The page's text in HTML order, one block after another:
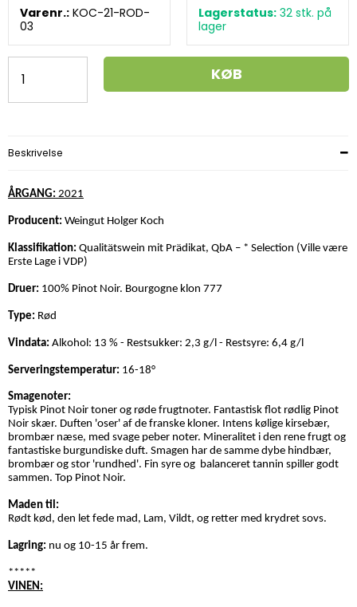
Varenr.: KOC-21-ROD-
03
Lagerstatus: 32 stk. på
lager
KØB
Beskrivelse
ÅRGANG: 2021
Producent: Weingut Holger Koch
Klassifikation: Qualitätswein mit Prädikat, QbA – * Selection (Ville være
Erste Lage i VDP)
Druer: 100% Pinot Noir. Bourgogne klon 777
Type: Rød
Vindata: Alkohol: 13 % - Restsukker: 2,3 g/l - Restsyre: 6,4 g/l
Serveringstemperatur: 16-18°
Smagenoter:
Typisk Pinot Noir toner og røde frugtnoter. Fantastisk flot rødlig Pinot
Noir skær. Duften 'oser' af de franske kloner. Intens kølige kirsebær,
brombær næse, med svage peber noter. Mineralitet i den rene frugt og
fantastiske burgundiske duft. Smagen har de samme dybe hindbær,
brombær og stor 'rundhed'. Fin syre og balanceret tannin spiller godt
sammen. Top Pinot Noir.
Maden til:
Rødt kød, den let fede mad, Lam, Vildt, og retter med krydret sovs.
Lagring: nu og 10-15 år frem.
*****
VINEN: